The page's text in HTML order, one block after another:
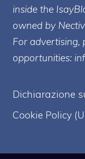
inside the
owned by
For advertising,
opportunities:
Dichiarazione
Cookie Policy